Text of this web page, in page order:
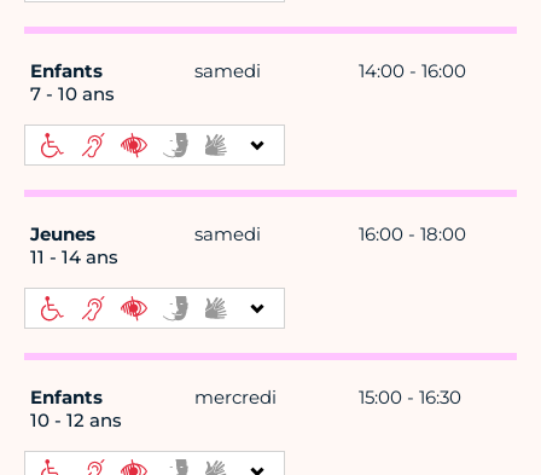
Enfants
7 - 10 ans
samedi 14:00 - 16:00
Jeunes
11 - 14 ans
samedi 16:00 - 18:00
Enfants
10 - 12 ans
mercredi 15:00 - 16:30